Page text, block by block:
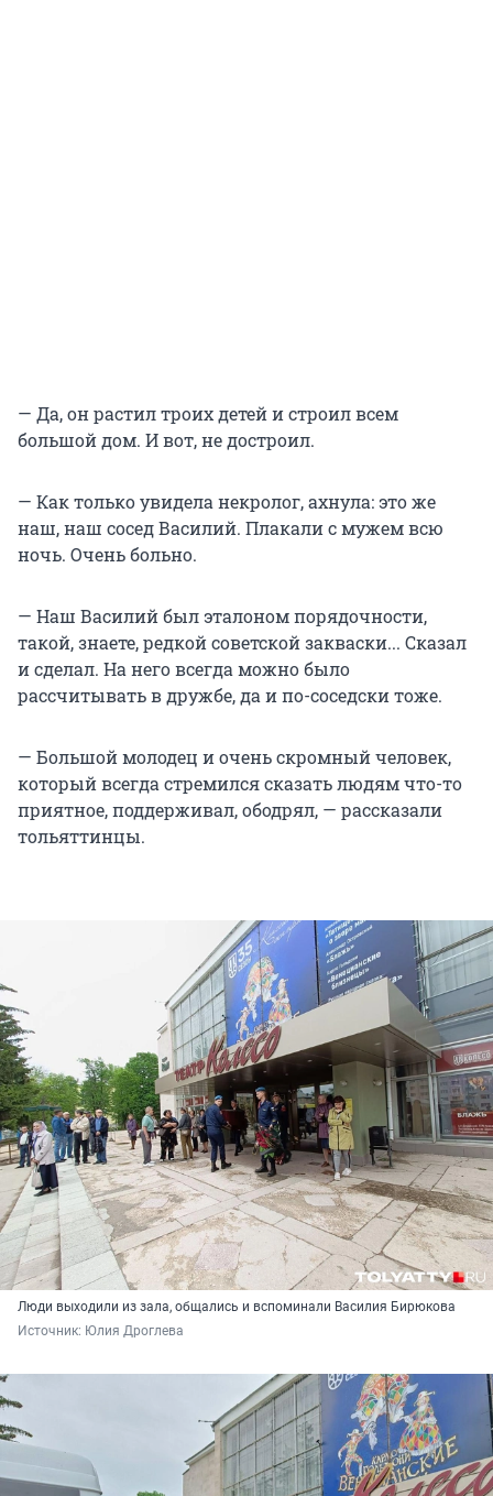
— Да, он растил троих детей и строил всем
большой дом. И вот, не достроил.
— Как только увидела некролог, ахнула: это же
наш, наш сосед Василий. Плакали с мужем всю
ночь. Очень больно.
— Наш Василий был эталоном порядочности,
такой, знаете, редкой советской закваски... Сказал
и сделал. На него всегда можно было
рассчитывать в дружбе, да и по-соседски тоже.
— Большой молодец и очень скромный человек,
который всегда стремился сказать людям что-то
приятное, поддерживал, ободрял, — рассказали
тольяттинцы.
Люди выходили из зала, общались и вспоминали Василия Бирюкова
Источник: Юлия Дроглева